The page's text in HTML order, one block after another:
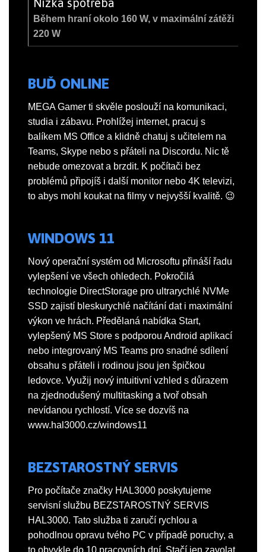
Nízká spotřeba
Během hraní okolo 160 W, v maximální zátěži
220 W
BUĎ ONLINE
MEGA Gamer ti skvěle poslouží na komunikaci,
studia i zábavu. Prohlížej internet, pracuj s
balíkem MS Office a klidně chatuj s učitelem na
Teams, Skype nebo s přáteli na Discordu. Nic tě
nebude omezovat a brzdit. K počítači bez
problémů připojíš i další monitor nebo 4K televizi,
to abys mohl koukat na filmy v nejvyšší kvalitě. 😉
WINDOWS 11
Nový operační systém od Microsoftu přináší řadu
vylepšení ve všech ohledech. Pokročilá
technologie DirectStorage pro ultrarychlé NVMe
SSD zajistí bleskurychlé načítání dat i maximální
výkon ve hrách. Předělaná nabídka Start,
vylepšený MS Store s podporou Android aplikací
nebo integrovaný MS Teams pro snadné sdílení
obsahu s přáteli i rodinou jsou jen špičkou
ledovce. Využij nový intuitivní vzhled s důrazem
na zjednodušený multitasking a tvoř obsah
nevídanou rychlostí. Více se dozvíš na
www.hal3000.cz/windows11
BEZSTAROSTNÝ SERVIS
Pro počítače značky HAL3000 poskytujeme
servisní službu BEZSTAROSTNÝ SERVIS
HAL3000. Tato služba ti zaručí rychlou a
pohodlnou opravu tvého PC v případě poruchy, a